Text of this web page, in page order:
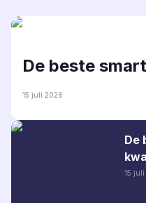
De beste
15 juli 2026
De
15